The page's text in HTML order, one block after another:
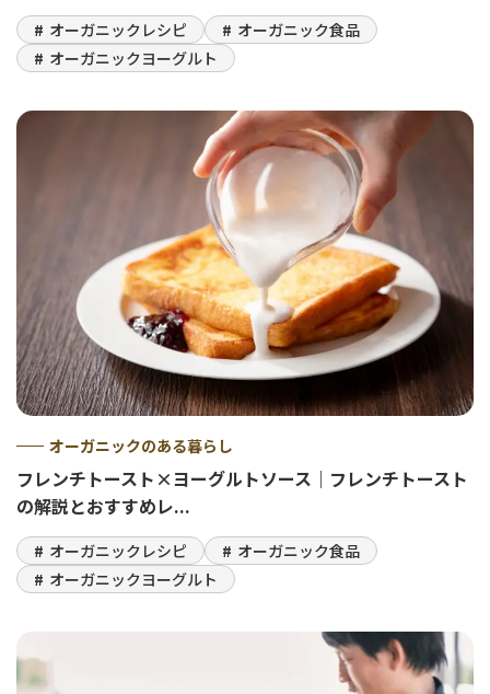
オーガニックレシピ
オーガニック食品
オーガニックヨーグルト
オーガニックのある暮らし
フレンチトースト×ヨーグルトソース｜フレンチトースト
の解説とおすすめレ...
オーガニックレシピ
オーガニック食品
オーガニックヨーグルト